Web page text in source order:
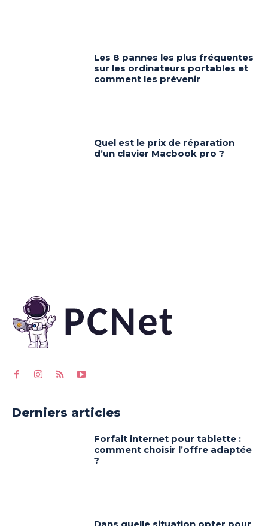
Les 8 pannes les plus fréquentes
sur les ordinateurs portables et
comment les prévenir
Quel est le prix de réparation
d’un clavier Macbook pro ?
Derniers articles
Forfait internet pour tablette :
comment choisir l’offre adaptée
?